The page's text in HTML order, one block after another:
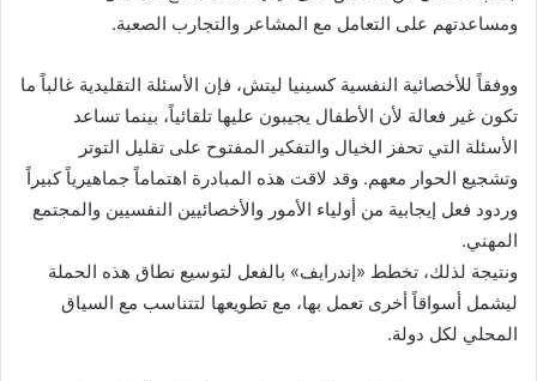
ومساعدتهم على التعامل مع المشاعر والتجارب الصعبة.
ووفقاً للأخصائية النفسية كسينيا ليتش، فإن الأسئلة التقليدية غالباً ما
تكون غير فعالة لأن الأطفال يجيبون عليها تلقائياً، بينما تساعد
الأسئلة التي تحفز الخيال والتفكير المفتوح على تقليل التوتر
وتشجيع الحوار معهم. وقد لاقت هذه المبادرة اهتماماً جماهيرياً كبيراً
وردود فعل إيجابية من أولياء الأمور والأخصائيين النفسيين والمجتمع
المهني.
ونتيجة لذلك، تخطط «إندرايف» بالفعل لتوسيع نطاق هذه الحملة
ليشمل أسواقاً أخرى تعمل بها، مع تطويعها لتتناسب مع السياق
المحلي لكل دولة.